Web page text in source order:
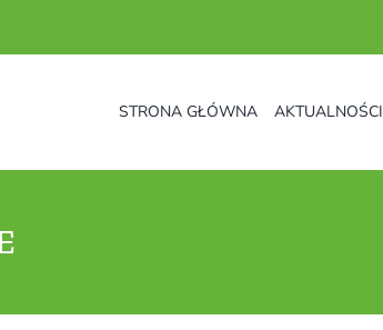
STRONA GŁÓWNA AKTUALNOŚCI